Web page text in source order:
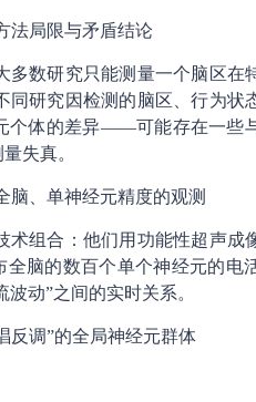
法局限与矛盾结论
数研究只能测量一个脑区在
研究因检测的脑区、行为状
个体的差异——可能存在一些
失真。
脑、单神经元精度的观测
组合：他们用功能性超声成
全脑的数百个单个神经元的电
动”之间的实时关系。
反调”的全局神经元群体